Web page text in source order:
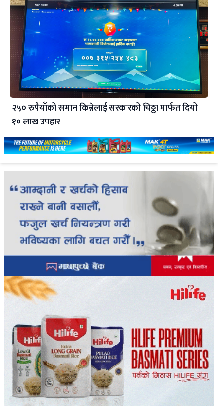
२५० रुपैयाँको समान किन्नेलाई सरकारको चिठ्ठा मार्फत दियो
१० लाख उपहार